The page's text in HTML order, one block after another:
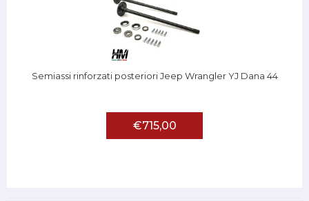
Semiassi rinforzati posteriori Jeep Wrangler YJ Dana 44
€715,00